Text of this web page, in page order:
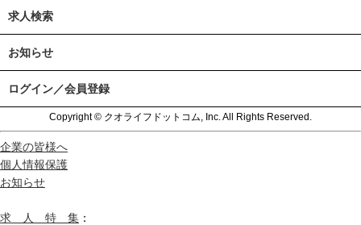
求人検索
お知らせ
ログイン／会員登録
Copyright © クオライフドットコム, Inc. All Rights Reserved.
企業の皆様へ
個人情報保護
お知らせ
求 人 特 集 ：